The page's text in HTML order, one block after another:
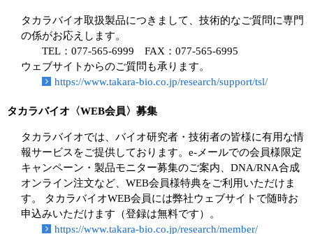
タカラバイオ取扱製品につきまして、技術的なご質問に専門
の係がお応えします。
TEL：077-565-6999 FAX：077-565-6995
ウェブサイトからのご質問も承ります。
https://www.takara-bio.co.jp/research/support/tsl/
タカラバイオ〈WEB会員〉募集
タカラバイオでは、バイオ研究者・技術者の皆様に有用な情
報サービスをご提供しております。e-メールでの会員様限定
キャンペーン・製品モニター募集のご案内、DNA/RNA合成
オンライン注文など、WEB会員様特典をご利用いただけま
す。 タカラバイオWEB会員には弊社ウェブサイトで随時お
申込みいただけます（登録は無料です）。
https://www.takara-bio.co.jp/research/member/